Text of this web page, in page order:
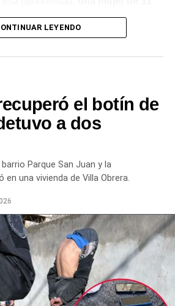
había compartido bebidas
y que, en el marco de una
asistencia médica y
que el joven se retirara del lugar
continuara.
la conducta agresiva y el
fue demorado con el objetivo de
LEYENDO
el botín de
a dos
Parque San Juan y la
una vivienda de Villa Obrera.